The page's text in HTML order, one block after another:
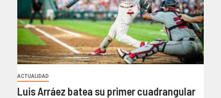
ACTUALIDAD
Luis Arráez batea su primer cuadrangular